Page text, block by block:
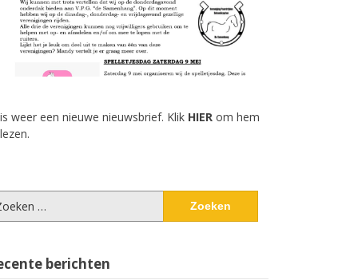
weer een nieuwe nieuwsbrief. Klik HIER om hem
berichten